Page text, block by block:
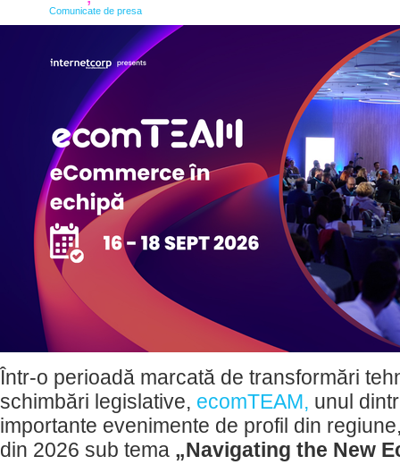
Comunicate de presa
Într-o perioadă marcată de transformări
schimbări legislative, ecomTEAM, unul
importante evenimente de profil din
din 2026 sub tema „Navigating the New